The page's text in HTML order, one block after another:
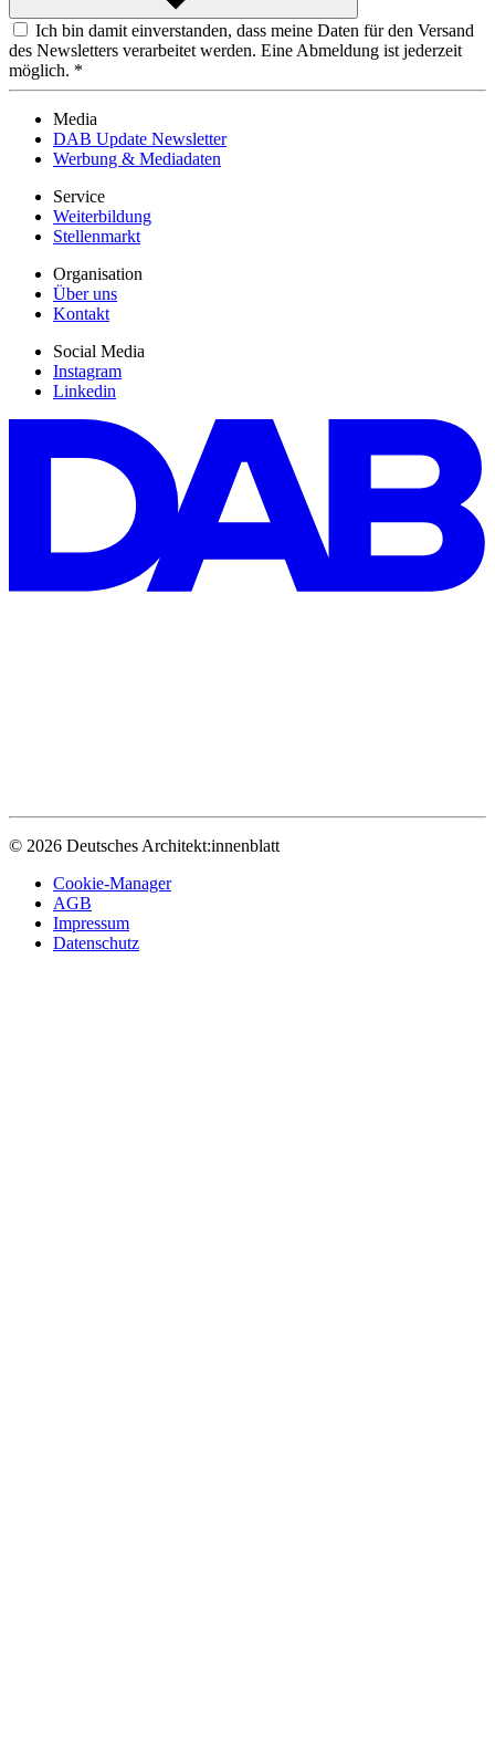
Ich bin damit einverstanden, dass meine Daten für den Versand
des Newsletters verarbeitet werden. Eine Abmeldung ist jederzeit
möglich. *
Media
DAB Update Newsletter
Werbung & Mediadaten
Service
Weiterbildung
Stellenmarkt
Organisation
Über uns
Kontakt
Social Media
Instagram
Linkedin
© 2026 Deutsches Architekt:innenblatt
Cookie-Manager
AGB
Impressum
Datenschutz